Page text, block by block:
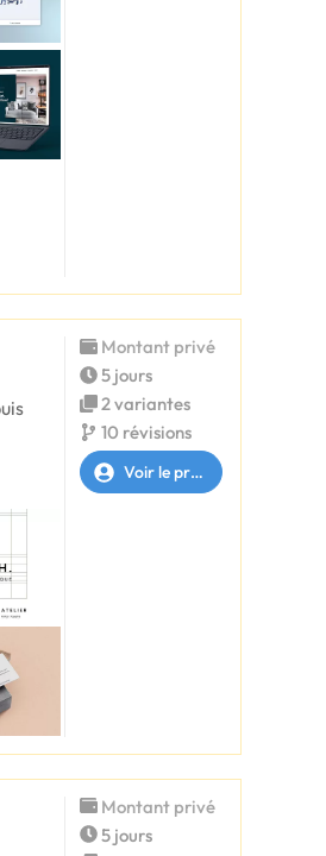
Montant privé
5 jours
2 variantes
10 révisions
Voir le profil
Montant privé
5 jours